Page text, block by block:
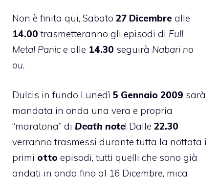
Non è finita qui, Sabato 27 Dicembre alle
14.00 trasmetteranno gli episodi di Full
Metal Panic e alle 14.30 seguirà Nabari no
ou.
Dulcis in fundo Lunedì 5 Gennaio 2009 sarà
mandata in onda una vera e propria
“maratona” di Death note! Dalle 22.30
verranno trasmessi durante tutta la nottata i
primi otto episodi, tutti quelli che sono già
andati in onda fino al 16 Dicembre, mica